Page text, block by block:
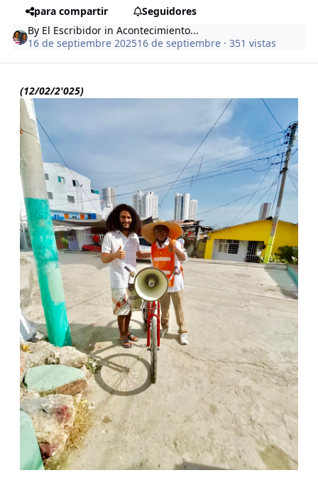
para compartir
Seguidores
By El Escribidor inAcontecimiento...
16 de septiembre 202516 de septiembre · 351 vistas
(12/02/2'025)